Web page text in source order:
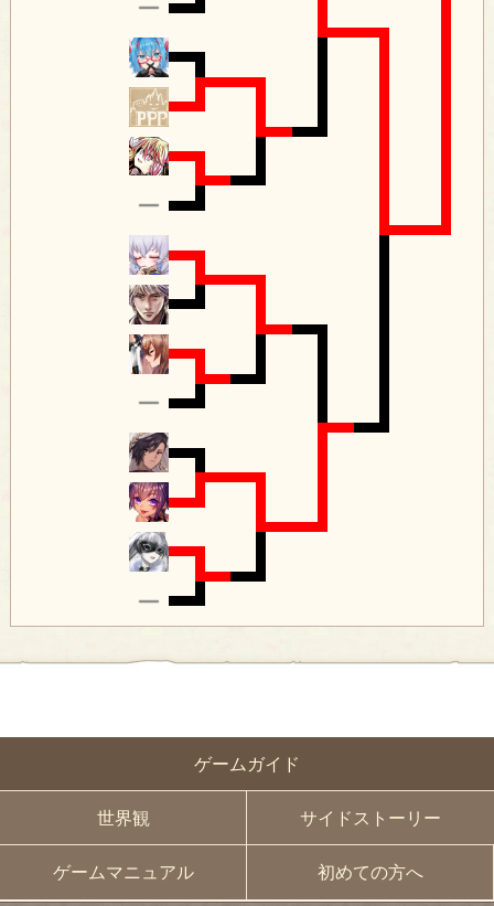
ゲームガイド
世界観 サイドストーリー
ゲームマニュアル 初めての方へ